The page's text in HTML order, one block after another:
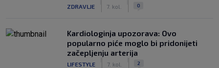
ZDRAVLJE 7. kol. 0
Kardiologinja upozorava: Ovo
popularno piće moglo bi pridonijeti
začepljenju arterija
LIFESTYLE 7. kol. 2